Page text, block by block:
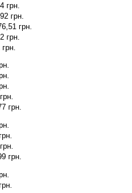
грн.
грн.
грн.
грн.
грн.
грн.